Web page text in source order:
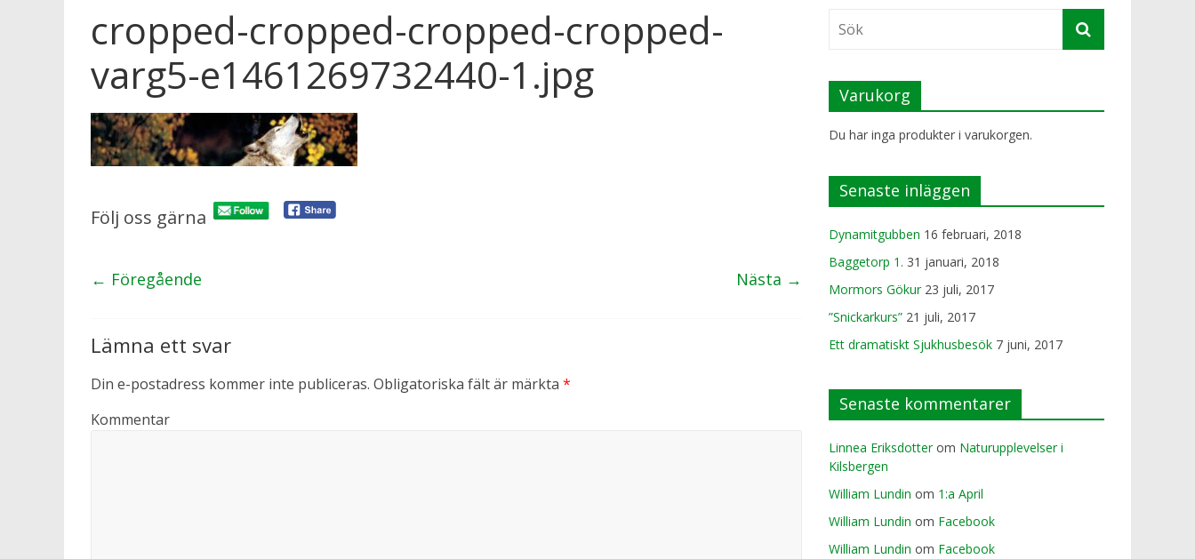
cropped-cropped-cropped-cropped-
varg5-e1461269732440-1.jpg
Följ oss gärna
← Föregående Nästa →
Lämna ett svar
Din e-postadress kommer inte publiceras. Obligatoriska fält är märkta *
Kommentar
Varukorg
Du har inga produkter i varukorgen.
Senaste inläggen
Dynamitgubben 16 februari, 2018
Baggetorp 1. 31 januari, 2018
Mormors Gökur 23 juli, 2017
”Snickarkurs” 21 juli, 2017
Ett dramatiskt Sjukhusbesök 7 juni, 2017
Senaste kommentarer
Linnea Eriksdotterom Naturupplevelser i
Kilsbergen
William Lundin om 1:a April
William Lundin om Facebook
William Lundin om Facebook